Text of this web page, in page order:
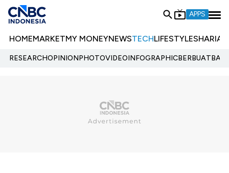
APPS
HOMEMARKETMY MONEYNEWSTECHLIFESTYLESHARIA
RESEARCHOPINIONPHOTOVIDEOINFOGRAPHIC